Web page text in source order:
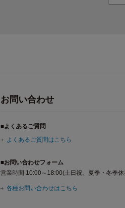
お問い合わせ
■よくあるご質問
よくあるご質問はこちら
■お問い合わせフォーム
営業時間 10:00～18:00(土日祝、夏季・冬季
各種お問い合わせはこちら